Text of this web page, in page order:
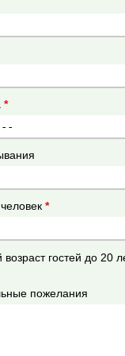
*
*
гостей до 20
пожелания